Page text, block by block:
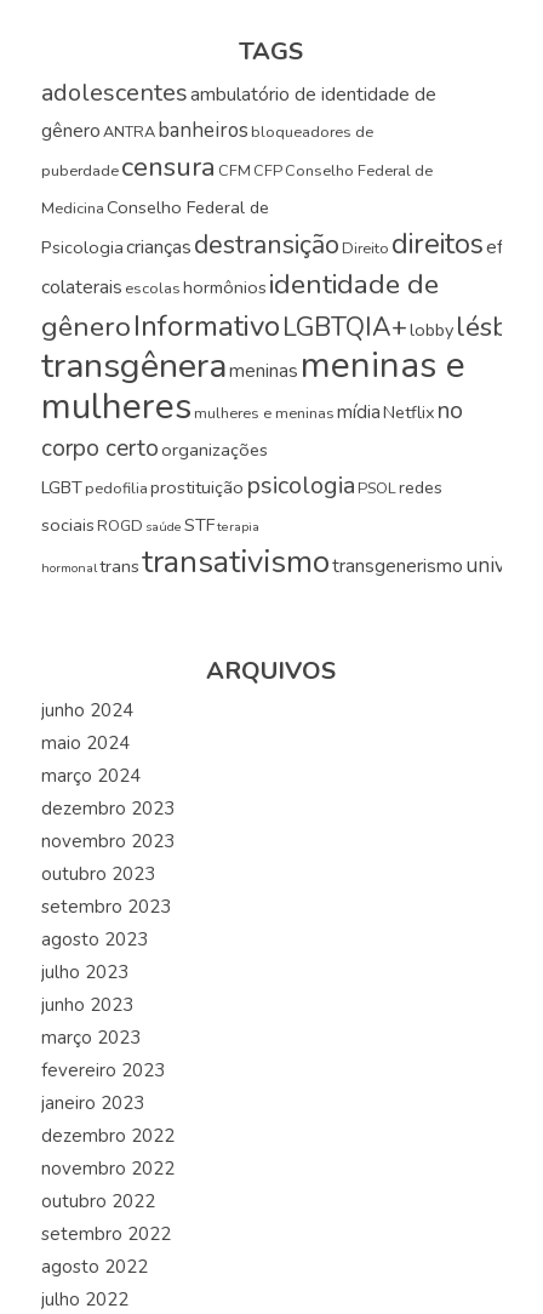
TAGS
adolescentesambulatório de identidade de
gêneroANTRAbanheiros bloqueadores de
puberdadecensura CFM CFPConselho Federal de
MedicinaConselho Federal de
Psicologiacriançasdestransição Direito direitos
colaterais escolashormônios identidade de
gêneroInformativoLGBTQIA+lobby
transgênerameninas meninas e
mulheres mulheres e meninasmídiaNetflix no
corpo certoorganizações
LGBTpedofiliaprostituição psicologia PSOLredes
sociais ROGD saúde STFterapia
hormonaltranstransativismotransgenerismo
ARQUIVOS
junho 2024
maio 2024
março 2024
dezembro 2023
novembro 2023
outubro 2023
setembro 2023
agosto 2023
julho 2023
junho 2023
março 2023
fevereiro 2023
janeiro 2023
dezembro 2022
novembro 2022
outubro 2022
setembro 2022
agosto 2022
julho 2022